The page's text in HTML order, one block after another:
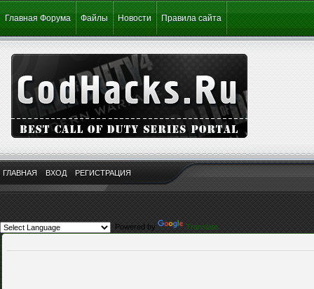
Главная Форума Файлы Новости Правила сайта
ГЛАВНАЯ ВХОД РЕГИСТРАЦИЯ
Powered by Translate